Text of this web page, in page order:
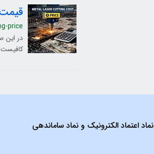
price
در این
کافیست
نماد اعتماد الکترونیک و نماد ساماندهی